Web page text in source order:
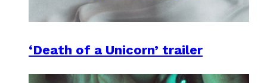
‘Death of a Unicorn’ trailer